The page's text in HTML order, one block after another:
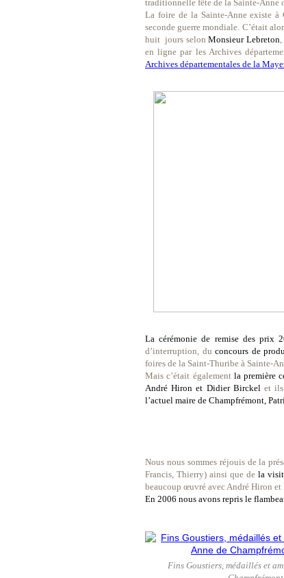
traditionnelle fête de la Sainte-Anne
La foire de la Sainte-Anne existe à
seconde guerre mondiale. C’était
huit jours selon Monsieur Lebreton,
en ligne par les Archives
Archives départementales de la
La cérémonie de remise des prix
d’interruption, duconcours de
foires de la Saint-Thuribe à Sainte-
Mais c’était également la première
André Hiron et Didier Birckel et ils
l’actuel maire de Champfrémont,
Nous nous sommes réjouis de la
Francis, Thierry) ainsi que de la
beaucoup œuvré avec André Hiron
En 2006 nous avons repris le
Fins Goustiers, médaillés et